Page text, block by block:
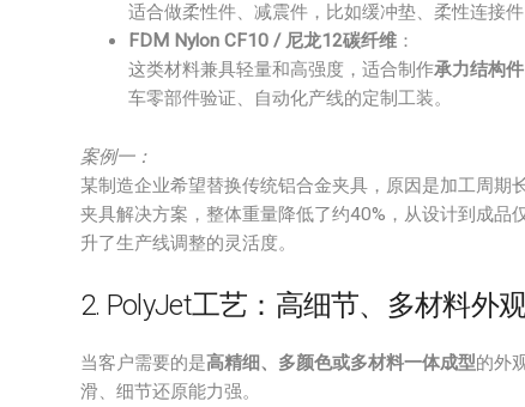
适合做柔性件、减震件，比如缓冲垫、柔性连接
FDM Nylon CF10 / 尼龙12碳纤维 ：
这类材料兼具轻量和高强度，适合制作承力结构
车零部件验证、自动化产线的定制工装。
案例一：
某制造企业希望替换传统铝合金夹具，原因是加工周期
夹具解决方案，整体重量降低了约40%，从设计到成
升了生产线调整的灵活度。
2. PolyJet工艺：高细节、多材料外
当客户需要的是高精细、多颜色或多材料一体成型的外
滑、细节还原能力强。